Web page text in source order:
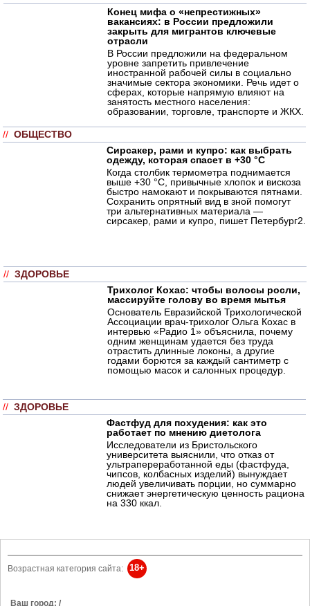
Конец мифа о «непрестижных»
вакансиях: в России предложили
закрыть для мигрантов ключевые
отрасли
В России предложили на федеральном
уровне запретить привлечение
иностранной рабочей силы в социально
значимые сектора экономики. Речь идет о
сферах, которые напрямую влияют на
занятость местного населения:
образовании, торговле, транспорте и ЖКХ.
// ОБЩЕСТВО
Сирсакер, рами и купро: как выбрать
одежду, которая спасет в +30 °C
Когда столбик термометра поднимается
выше +30 °C, привычные хлопок и вискоза
быстро намокают и покрываются пятнами.
Сохранить опрятный вид в зной помогут
три альтернативных материала —
сирсакер, рами и купро, пишет Петербург2.
// ЗДОРОВЬЕ
Трихолог Кохас: чтобы волосы росли,
массируйте голову во время мытья
Основатель Евразийской Трихологической
Ассоциации врач-трихолог Ольга Кохас в
интервью «Радио 1» объяснила, почему
одним женщинам удается без труда
отрастить длинные локоны, а другие
годами борются за каждый сантиметр с
помощью масок и салонных процедур.
// ЗДОРОВЬЕ
Фастфуд для похудения: как это
работает по мнению диетолога
Исследователи из Бристольского
университета выяснили, что отказ от
ультрапереработанной еды (фастфуда,
чипсов, колбасных изделий) вынуждает
людей увеличивать порции, но суммарно
снижает энергетическую ценность рациона
на 330 ккал.
Возрастная категория сайта: 18+
Ваш город: /